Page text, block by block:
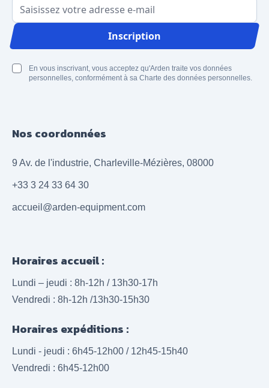
Adresse email
Inscription
En vous inscrivant, vous acceptez qu'Arden traite vos données
personnelles, conformément à sa Charte des données personnelles.
Nos coordonnées
9 Av. de l'industrie, Charleville-Mézières, 08000
+33 3 24 33 64 30
accueil@arden-equipment.com
Horaires accueil :
Lundi – jeudi : 8h-12h / 13h30-17h
Vendredi : 8h-12h /13h30-15h30
Horaires expéditions :
Lundi - jeudi : 6h45-12h00 / 12h45-15h40
Vendredi : 6h45-12h00